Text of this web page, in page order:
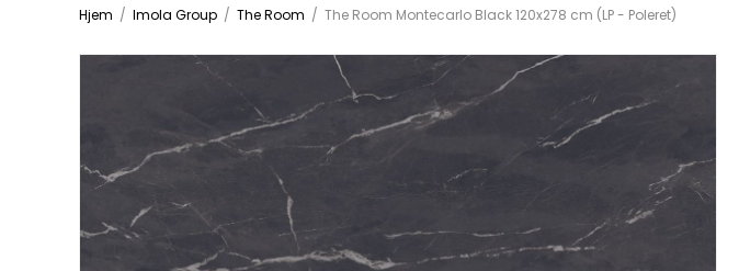
Hjem / Imola Group / The Room / The Room Montecarlo Black 120x278 cm (LP - Poleret)